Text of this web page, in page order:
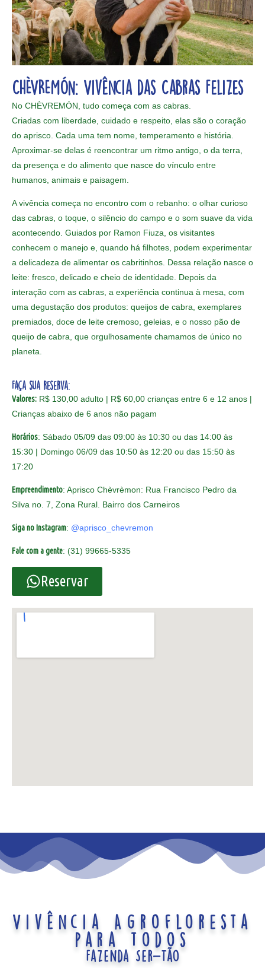
CHÈVREMÓN: Vivência das Cabras Felizes
No CHÈVREMÓN, tudo começa com as cabras.
Criadas com liberdade, cuidado e respeito, elas são o coração
do aprisco. Cada uma tem nome, temperamento e história.
Aproximar-se delas é reencontrar um ritmo antigo, o da terra,
da presença e do alimento que nasce do vínculo entre
humanos, animais e paisagem.
A vivência começa no encontro com o rebanho: o olhar curioso
das cabras, o toque, o silêncio do campo e o som suave da vida
acontecendo. Guiados por Ramon Fiuza, os visitantes
conhecem o manejo e, quando há filhotes, podem experimentar
a delicadeza de alimentar os cabritinhos. Dessa relação nasce o
leite: fresco, delicado e cheio de identidade. Depois da
interação com as cabras, a experiência continua à mesa, com
uma degustação dos produtos: queijos de cabra, exemplares
premiados, doce de leite cremoso, geleias, e o nosso pão de
queijo de cabra, que orgulhosamente chamamos de único no
planeta.
Faça sua reserva:
Valores: R$ 130,00 adulto | R$ 60,00 crianças entre 6 e 12 anos |
Crianças abaixo de 6 anos não pagam
Horários: Sábado 05/09 das 09:00 às 10:30 ou das 14:00 às
15:30 | Domingo 06/09 das 10:50 às 12:20 ou das 15:50 às
17:20
Empreendimento: Aprisco Chèvrèmon: Rua Francisco Pedro da
Silva no. 7, Zona Rural. Bairro dos Carneiros
Siga no Instagram: @aprisco_chevremon
Fale com a gente: (31) 99665-5335
Reservar
Vivência Agrofloresta
para todos
Fazenda Ser-Tão